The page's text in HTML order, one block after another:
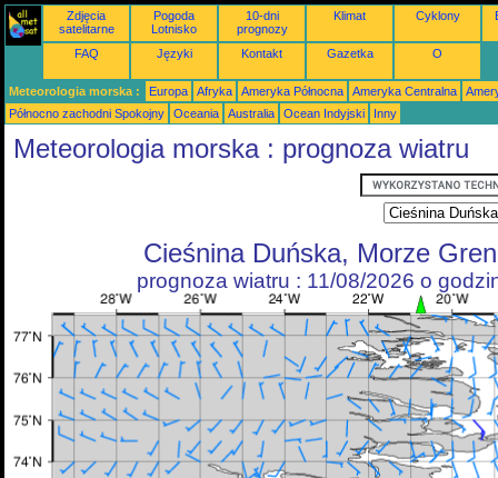
Zdjęcia
satelitarne
Pogoda
Lotnisko
10-dni
prognozy
Klimat Cyklony
FAQ Języki Kontakt Gazetka O
Meteorologia morska : Europa Afryka Ameryka Północna Ameryka Centralna
Północno zachodni Spokojny
Oceania Australia Ocean Indyjski Inny
Meteorologia morska : prognoza wiatru
Cieśnina Duńska, Morze
prognoza wiatru : 11/08/2026 o